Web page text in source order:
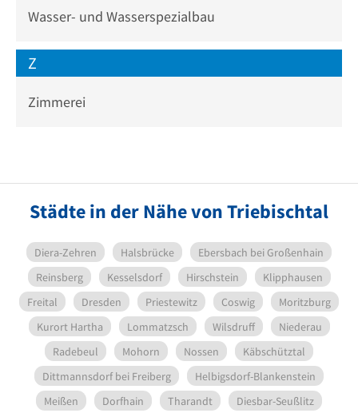
Wasser- und Wasserspezialbau
Z
Zimmerei
Städte in der Nähe von Triebischtal
Diera-Zehren Halsbrücke
Ebersbach bei Großenhain
Reinsberg
Kesselsdorf Hirschstein
Klipphausen
Freital
Dresden Priestewitz Coswig
Moritzburg
Kurort Hartha
Lommatzsch Wilsdruff
Niederau
Radebeul
Mohorn Nossen
Käbschütztal
Dittmannsdorf bei Freiberg
Helbigsdorf-Blankenstein
Meißen
Dorfhain Tharandt
Diesbar-Seußlitz